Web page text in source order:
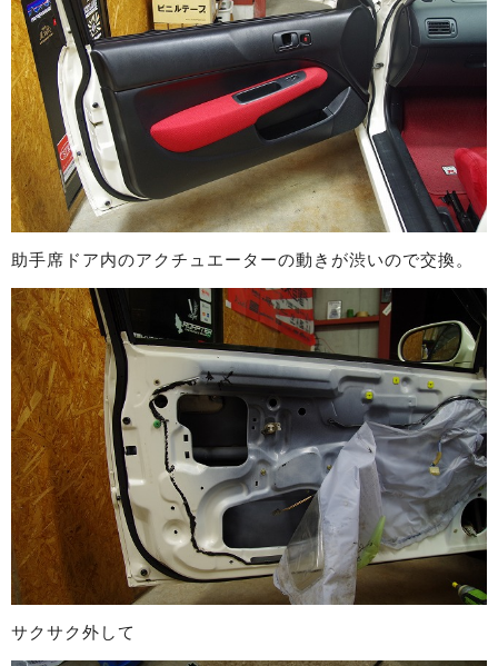
助手席ドア内のアクチュエーターの動きが渋いので交換。
サクサク外して